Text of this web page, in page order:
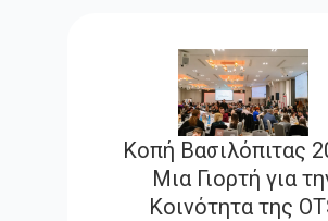
Κοπή Βασιλόπιτας
Μια Γιορτή για
Κοινότητα της